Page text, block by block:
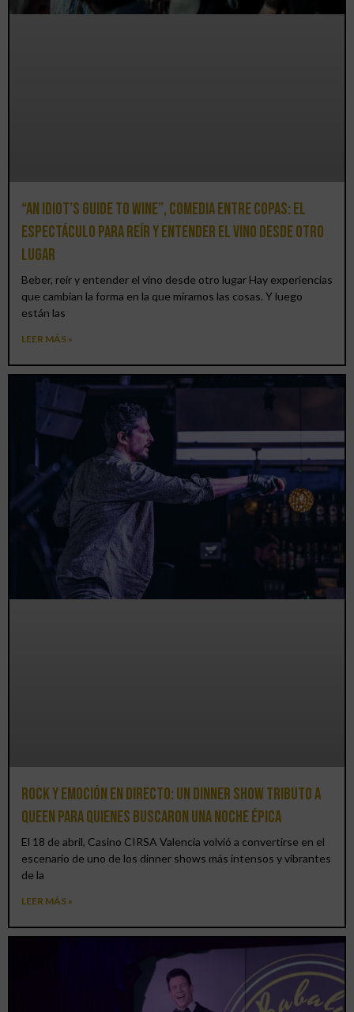
“An Idiot’s Guide to Wine”, comedia entre copas: el
espectáculo para reír y entender el vino desde otro
lugar
Beber, reír y entender el vino desde otro lugar Hay experiencias
que cambian la forma en la que miramos las cosas. Y luego
están las
LEER MÁS »
Rock y emoción en directo: un Dinner Show Tributo a
Queen para quienes buscaron una noche épica
El 18 de abril, Casino CIRSA Valencia volvió a convertirse en el
escenario de uno de los dinner shows más intensos y vibrantes
de la
LEER MÁS »